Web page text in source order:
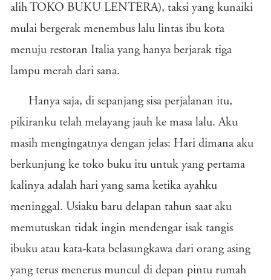
alih TOKO BUKU LENTERA), taksi yang kunaiki
mulai bergerak menembus lalu lintas ibu kota
menuju restoran Italia yang hanya berjarak tiga
lampu merah dari sana.
Hanya saja, di sepanjang sisa perjalanan itu,
pikiranku telah melayang jauh ke masa lalu. Aku
masih mengingatnya dengan jelas: Hari dimana aku
berkunjung ke toko buku itu untuk yang pertama
kalinya adalah hari yang sama ketika ayahku
meninggal. Usiaku baru delapan tahun saat aku
memutuskan tidak ingin mendengar isak tangis
ibuku atau kata-kata belasungkawa dari orang asing
yang terus menerus muncul di depan pintu rumah